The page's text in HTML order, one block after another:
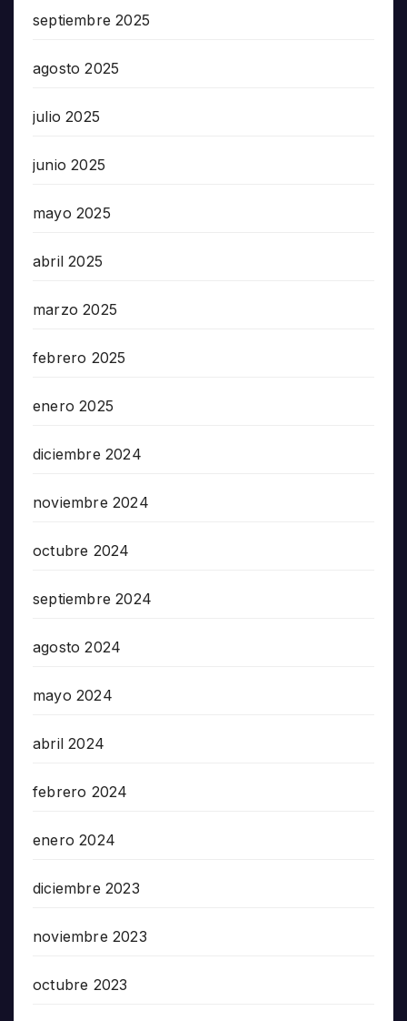
septiembre 2025
agosto 2025
julio 2025
junio 2025
mayo 2025
abril 2025
marzo 2025
febrero 2025
enero 2025
diciembre 2024
noviembre 2024
octubre 2024
septiembre 2024
agosto 2024
mayo 2024
abril 2024
febrero 2024
enero 2024
diciembre 2023
noviembre 2023
octubre 2023